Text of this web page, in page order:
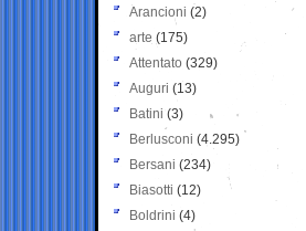
Arancioni (2)
arte (175)
Attentato (329)
Auguri (13)
Batini (3)
Berlusconi (4.295)
Bersani (234)
Biasotti (12)
Boldrini (4)